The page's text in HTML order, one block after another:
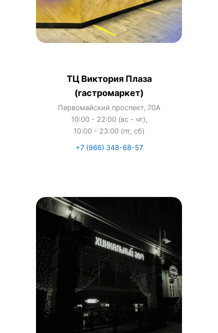
ТЦ Виктория Плаза
(гастромаркет)
Первомайский проспект, 70А
10:00 - 22:00 (вс - чт),
10:00 - 23:00 (пт, сб)
+7 (966) 348-68-57